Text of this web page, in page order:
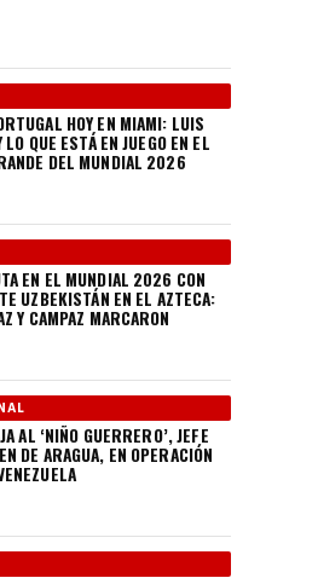
HOY EN MIAMI: LUIS
QUE ESTÁ EN JUEGO EN EL
DEL MUNDIAL 2026
EN EL MUNDIAL 2026 CON
UZBEKISTÁN EN EL AZTECA:
Y CAMPAZ MARCARON
AL ‘NIÑO GUERRERO’, JEFE
DE ARAGUA, EN OPERACIÓN